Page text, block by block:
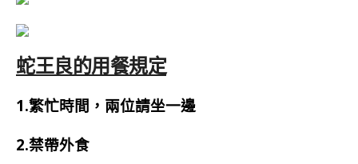
蛇王良的用餐規定
1.繁忙時間，兩位請坐一邊
2.禁帶外食